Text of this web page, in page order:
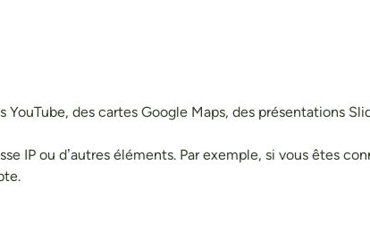
des cartes Google Maps, des présentations
IP ou d’autres éléments. Par exemple, si vous êtes